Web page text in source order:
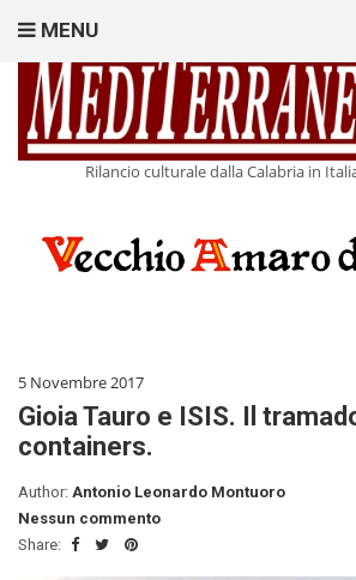
Rilancio culturale dalla Calabria in
MENU
5 Novembre 2017
Gioia Tauro e ISIS. Il
containers.
Author: Antonio Leonardo Montuoro
Nessun commento
Share: